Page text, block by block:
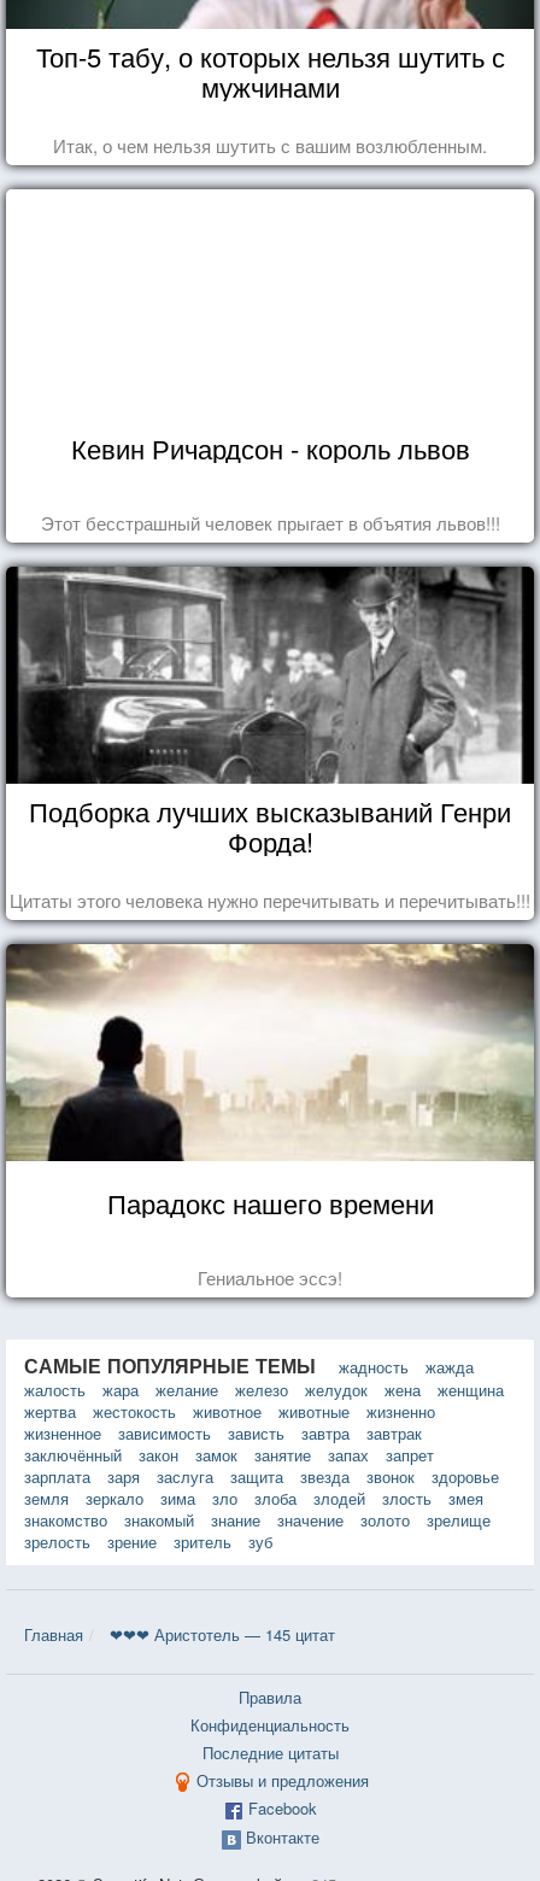
Топ-5 табу, о которых нельзя шутить с
мужчинами
Итак, о чем нельзя шутить с вашим возлюбленным.
Кевин Ричардсон - король львов
Этот бесстрашный человек прыгает в объятия львов!!!
Подборка лучших высказываний Генри
Форда!
Цитаты этого человека нужно перечитывать и перечитывать!!!
Парадокс нашего времени
Гениальное эссэ!
САМЫЕ ПОПУЛЯРНЫЕ ТЕМЫ жадность
жажда
жалость
жара желание железо желудок жена
женщина
жертва
жестокость животное животные
жизненно
жизненное
зависимость зависть завтра
завтрак
заключённый
закон замок занятие запах
запрет
зарплата
заря заслуга защита звезда звонок
здоровье
земля
зеркало зима зло злоба злодей злость
змея
знакомство
знакомый знание значение золото
зрелище
зрелость
зрение зритель зуб
Главная ❤❤❤ Аристотель — 145 цитат
Правила
Конфиденциальность
Последние цитаты
Отзывы и предложения
Facebook
Вконтакте